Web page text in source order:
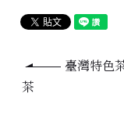
臺灣特色
茶